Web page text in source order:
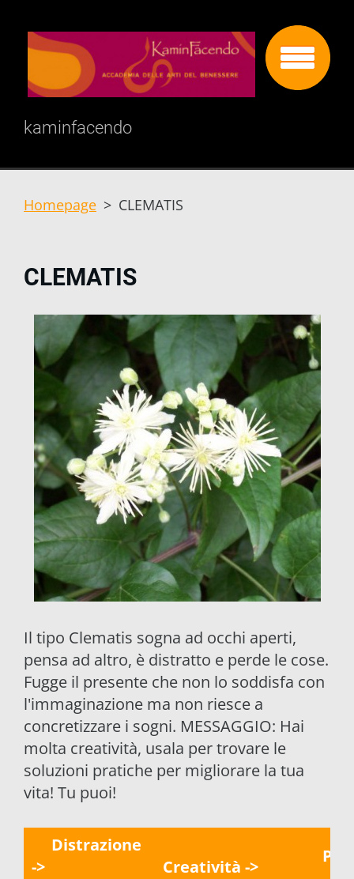
kaminfacendo
Homepage > CLEMATIS
CLEMATIS
Il tipo Clematis sogna ad occhi aperti,
pensa ad altro, è distratto e perde le cose.
Fugge il presente che non lo soddisfa con
l'immaginazione ma non riesce a
concretizzare i sogni. MESSAGGIO: Hai
molta creatività, usala per trovare le
soluzioni pratiche per migliorare la tua
vita! Tu puoi!
Distrazione
->
Creatività ->